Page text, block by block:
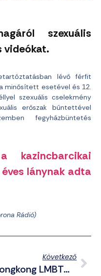
szexuális
videókat.
lévő férfit
minősített esetével és 12.
szexuális cselekmény
erőszak bűntettével
fegyházbüntetés
kazincbarcikai
lánynak adta
Rádió)
Következő
Hongkong LMBTQP Politikája: Többletjogokat Eszközöltek Ki A Deviánsoknak